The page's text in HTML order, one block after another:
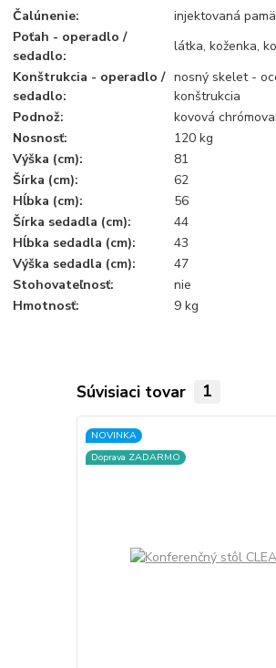
Čalúnenie:
injektovaná
Poťah - operadlo /
sedadlo:
látka, koženka,
Konštrukcia - operadlo /
sedadlo:
nosný skelet -
konštrukcia
Podnož:
kovová
Nosnosť:
120 kg
Výška (cm):
81
Šírka (cm):
62
Hĺbka (cm):
56
Šírka sedadla (cm):
44
Hĺbka sedadla (cm):
43
Výška sedadla (cm):
47
Stohovateľnosť:
nie
Hmotnosť:
9 kg
Súvisiaci tovar 1
NOVINKA
Doprava ZADARMO